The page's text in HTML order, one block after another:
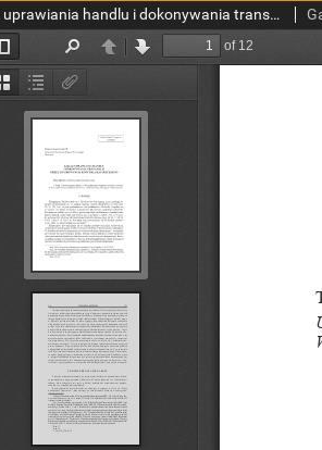
Zakaz uprawiania handlu i dokonywania transakcji przez duchownych Kościoła katolickiego